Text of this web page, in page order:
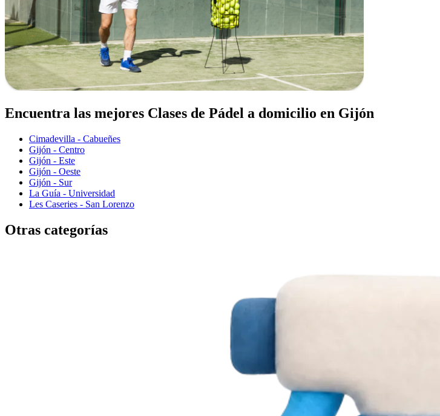
Encuentra las mejores Clases de Pádel a domicilio en Gijón
Cimadevilla - Cabueñes
Gijón - Centro
Gijón - Este
Gijón - Oeste
Gijón - Sur
La Guía - Universidad
Les Caseries - San Lorenzo
Otras categorías